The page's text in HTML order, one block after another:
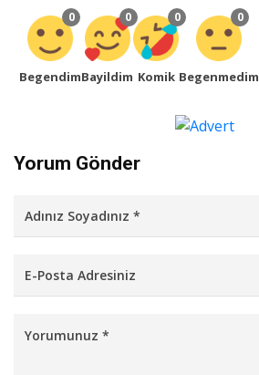
0
Begendim
0
Bayildim
0
Komik
0
Begenmedim
Yorum Gönder